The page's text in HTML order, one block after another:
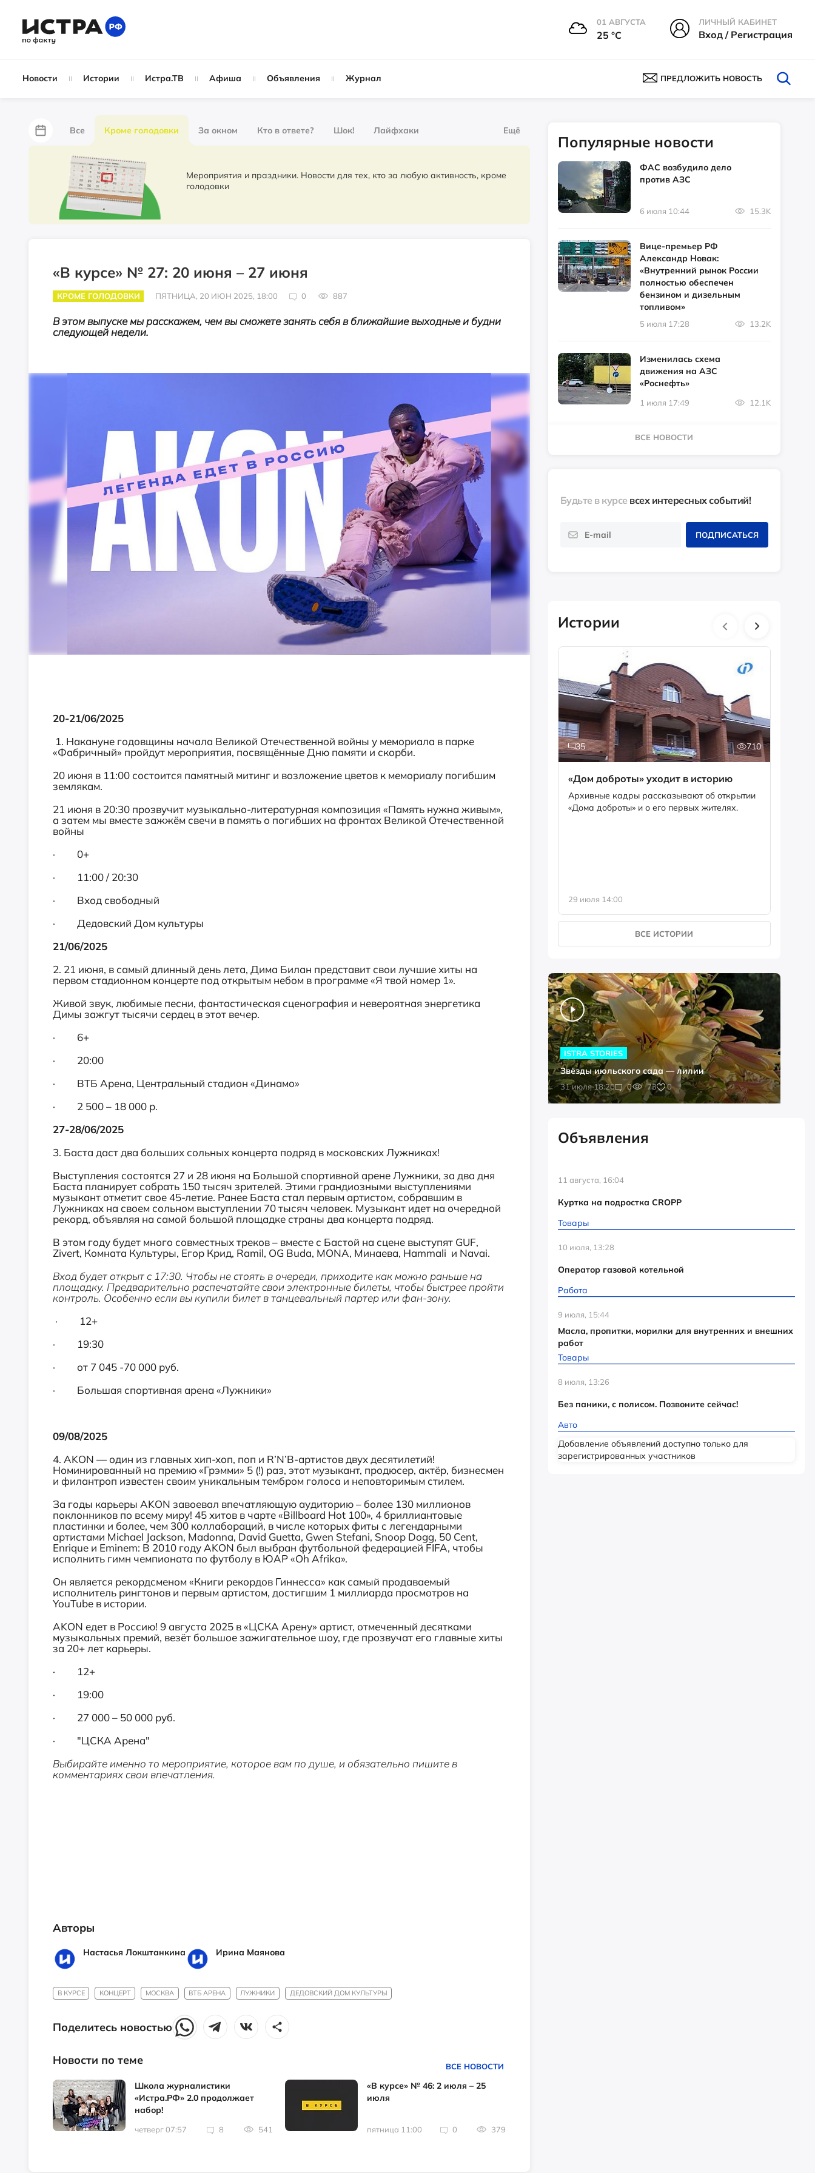
01 АВГУСТА
25 °С
ЛИЧНЫЙ КАБИНЕТ
Вход / Регистрация
Новости Истории Истра.ТВ Афиша Объявления Журнал ПРЕДЛОЖИТЬ НОВОСТЬ
Все Кроме голодовки За окном Кто в ответе? Шок! Лайфхаки
За забором Не по лжи!
Партнёрский материал Народные новости
Ещё
Мероприятия и праздники. Новости для тех, кто за любую активность, кроме
голодовки
«В курсе» № 27: 20 июня – 27 июня
КРОМЕ ГОЛОДОВКИ ПЯТНИЦА, 20 ИЮН 2025, 18:00 0 887
В этом выпуске мы расскажем, чем вы сможете занять себя в ближайшие выходные и будни
следующей недели.
20-21/06/2025
1. Накануне годовщины начала Великой Отечественной войны у мемориала в парке
«Фабричный» пройдут мероприятия, посвящённые Дню памяти и скорби.
20 июня в 11:00 состоится памятный митинг и возложение цветов к мемориалу погибшим
землякам.
21 июня в 20:30 прозвучит музыкально-литературная композиция «Память нужна живым»,
а затем мы вместе зажжём свечи в память о погибших на фронтах Великой Отечественной
войны
· 0+
· 11:00 / 20:30
· Вход свободный
· Дедовский Дом культуры
21/06/2025
2. 21 июня, в самый длинный день лета, Дима Билан представит свои лучшие хиты на
первом стадионном концерте под открытым небом в программе «Я твой номер 1».
Живой звук, любимые песни, фантастическая сценография и невероятная энергетика
Димы зажгут тысячи сердец в этот вечер.
· 6+
· 20:00
· ВТБ Арена, Центральный стадион «Динамо»
· 2 500 – 18 000 р.
27-28/06/2025
3. Баста даст два больших сольных концерта подряд в московских Лужниках!
Выступления состоятся 27 и 28 июня на Большой спортивной арене Лужники, за два дня
Баста планирует собрать 150 тысяч зрителей. Этими грандиозными выступлениями
музыкант отметит свое 45-летие. Ранее Баста стал первым артистом, собравшим в
Лужниках на своем сольном выступлении 70 тысяч человек. Музыкант идет на очередной
рекорд, объявляя на самой большой площадке страны два концерта подряд.
В этом году будет много совместных треков – вместе с Бастой на сцене выступят GUF,
Zivert, Комната Культуры, Егор Крид, Ramil, OG Buda, MONA, Минаева, Hammali и Navai.
Вход будет открыт с 17:30. Чтобы не стоять в очереди, приходите как можно раньше на
площадку. Предварительно распечатайте свои электронные билеты, чтобы быстрее пройти
контроль. Особенно если вы купили билет в танцевальный партер или фан-зону.
· 12+
· 19:30
· от 7 045 -70 000 руб.
· Большая спортивная арена «Лужники»
09/08/2025
4. AKON — один из главных хип-хоп, поп и R’N’B-артистов двух десятилетий!
Номинированный на премию «Грэмми» 5 (!) раз, этот музыкант, продюсер, актёр, бизнесмен
и филантроп известен своим уникальным тембром голоса и неповторимым стилем.
За годы карьеры AKON завоевал впечатляющую аудиторию – более 130 миллионов
поклонников по всему миру! 45 хитов в чарте «Billboard Hot 100», 4 бриллиантовые
пластинки и более, чем 300 коллабораций, в числе которых фиты с легендарными
артистами Michael Jackson, Madonna, David Guetta, Gwen Stefani, Snoop Dogg, 50 Cent,
Enrique и Eminem: В 2010 году AKON был выбран футбольной федерацией FIFA, чтобы
исполнить гимн чемпионата по футболу в ЮАР «Oh Afrika».
Он является рекордсменом «Книги рекордов Гиннесса» как самый продаваемый
исполнитель рингтонов и первым артистом, достигшим 1 миллиарда просмотров на
YouTube в истории.
AKON едет в Россию! 9 августа 2025 в «ЦСКА Арену» артист, отмеченный десятками
музыкальных премий, везёт большое зажигательное шоу, где прозвучат его главные хиты
за 20+ лет карьеры.
· 12+
· 19:00
· 27 000 – 50 000 руб.
· "ЦСКА Арена"
Выбирайте именно то мероприятие, которое вам по душе, и обязательно пишите в
комментариях свои впечатления.
Авторы
Настасья Локштанкина Ирина Маянова
В КУРСЕ КОНЦЕРТ МОСКВА ВТБ АРЕНА ЛУЖНИКИ ДЕДОВСКИЙ ДОМ КУЛЬТУРЫ
Поделитесь новостью
Новости по теме ВСЕ НОВОСТИ
Школа журналистики
«Истра.РФ» 2.0 продолжает
набор!
четверг 07:57 8 541
«В курсе» № 46: 2 июля – 25
июля
пятница 11:00 0 379
Популярные новости
ФАС возбудило дело
против АЗС
6 июля 10:44 15.3K
Вице-премьер РФ
Александр Новак:
«Внутренний рынок России
полностью обеспечен
бензином и дизельным
топливом»
5 июля 17:28 13.2K
Изменилась схема
движения на АЗС
«Роснефть»
1 июля 17:49 12.1K
ВСЕ НОВОСТИ
Будьте в курсе всех интересных событий!
ПОДПИСАТЬСЯ
Истории
35 710
«Дом доброты» уходит в историю
Архивные кадры рассказывают об открытии
«Дома доброты» и о его первых жителях.
29 июля 14:00
ВСЕ ИСТОРИИ
31 июля 18:20 0 73 0
ISTRA STORIES
Звёзды июльского сада — лилии
Объявления
11 августа, 16:04
Куртка на подростка CROPP
Товары
10 июля, 13:28
Оператор газовой котельной
Работа
9 июля, 15:44
Масла, пропитки, морилки для внутренних и внешних
работ
Товары
8 июля, 13:26
Без паники, с полисом. Позвоните сейчас!
Авто
Добавление объявлений доступно только для
зарегистрированных участников